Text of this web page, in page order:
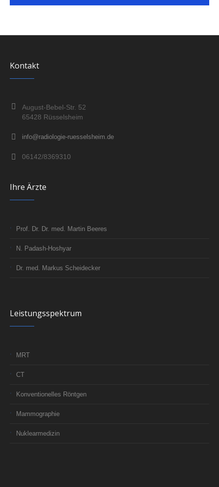
Kontakt
August-Bebel-Str. 52
65428 Rüsselsheim
info@radiologie-ruesselsheim.de
06142/8369310
Ihre Ärzte
Prof. Dr. Dr. med. Martin Beeres
N. Padash-Hoshyar
Dr. med. Markus Scheidecker
Leistungsspektrum
MRT
CT
Konventionelles Röntgen
Mammographie
Nuklearmedizin